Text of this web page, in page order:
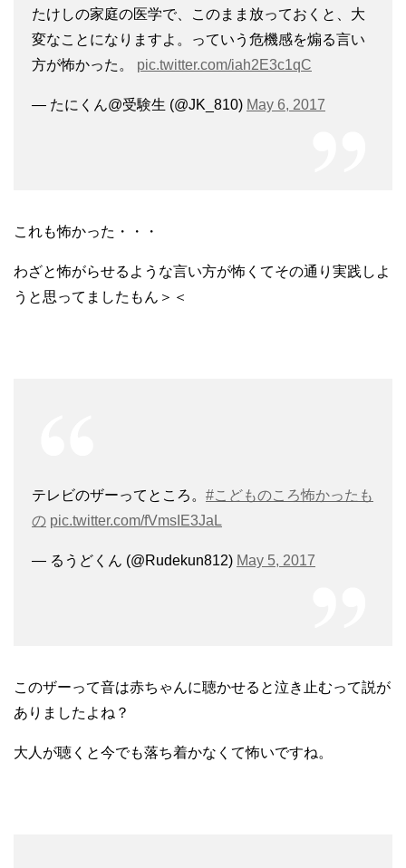
たけしの家庭の医学で、このまま放っておくと、大
変なことになりますよ。っていう危機感を煽る言い
方が怖かった。 pic.twitter.com/iah2E3c1qC
— たにくん@受験生 (@JK_810) May 6, 2017
これも怖かった・・・
わざと怖がらせるような言い方が怖くてその通り実践しよ
うと思ってましたもん＞＜
テレビのザーってところ。 #こどものころ怖かったも
の pic.twitter.com/fVmsIE3JaL
— るうどくん (@Rudekun812) May 5, 2017
このザーって音は赤ちゃんに聴かせると泣き止むって説が
ありましたよね？
大人が聴くと今でも落ち着かなくて怖いですね。